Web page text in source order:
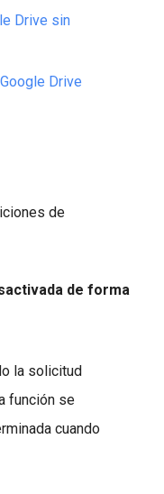
Drive sin
Drive
de
de forma
la solicitud
función se
cuando